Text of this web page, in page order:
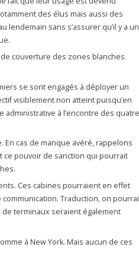
des élus mais aussi des
sans s’assurer qu’il y a
couverture des zones blanches.
se sont engagés à déployer un
visiblement non atteint puisqu’en
administrative à l’encontre des quatre
En cas de manque avéré, rappelons
ce pouvoir de sanction qui pourrait
Ces cabines pourraient en effet
Traduction, on
terminaux seraient également
à New York. Mais aucun de ces